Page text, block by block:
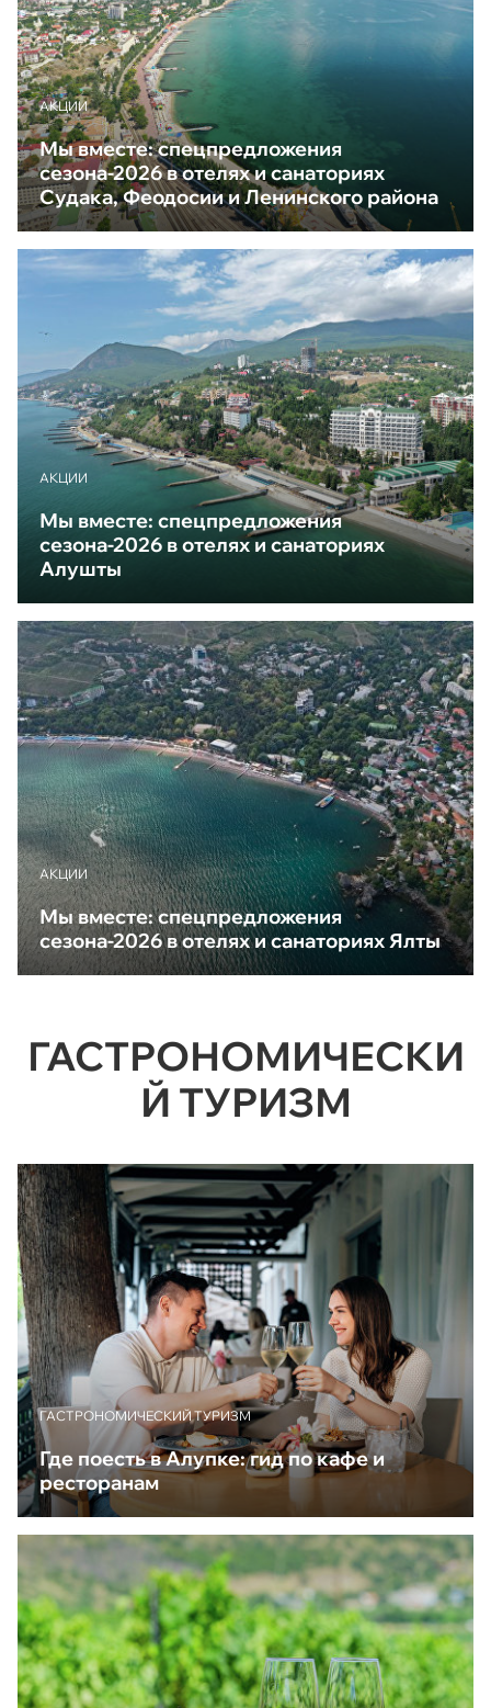
АКЦИИ
Мы вместе: спецпредложения
сезона-2026 в отелях и санаториях
Судака, Феодосии и Ленинского района
АКЦИИ
Мы вместе: спецпредложения
сезона-2026 в отелях и санаториях
Алушты
АКЦИИ
Мы вместе: спецпредложения
сезона-2026 в отелях и санаториях Ялты
ГАСТРОНОМИЧЕСКИ
Й ТУРИЗМ
ГАСТРОНОМИЧЕСКИЙ ТУРИЗМ
Где поесть в Алупке: гид по кафе и
ресторанам